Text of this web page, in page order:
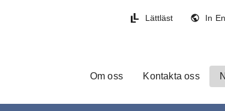
Lättläst In
Om oss Kontakta oss